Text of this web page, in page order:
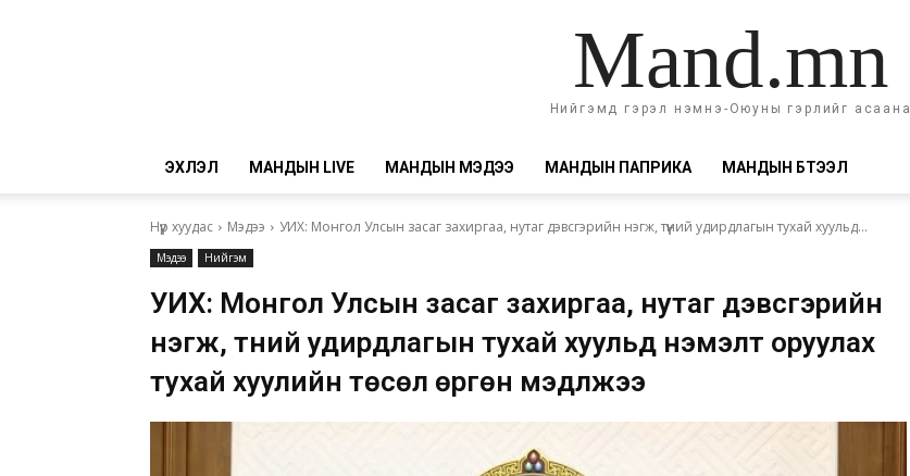
Mand.mn
Нийгэмд гэрэл нэмнэ-Оюуны гэрлийг асаана
ЭХЛЭЛ МАНДЫН LIVE МАНДЫН МЭДЭЭ МАНДЫН ПАПРИКА МАНДЫН БҮТЭЭЛ
Нүүр хуудас Мэдээ УИХ: Монгол Улсын засаг захиргаа, нутаг дэвсгэрийн нэгж, түүний удирдлагын тухай хуульд...
Мэдээ Нийгэм
УИХ: Монгол Улсын засаг захиргаа, нутаг дэвсгэрийн
нэгж, түүний удирдлагын тухай хуульд нэмэлт оруулах
тухай хуулийн төсөл өргөн мэдүүлжээ